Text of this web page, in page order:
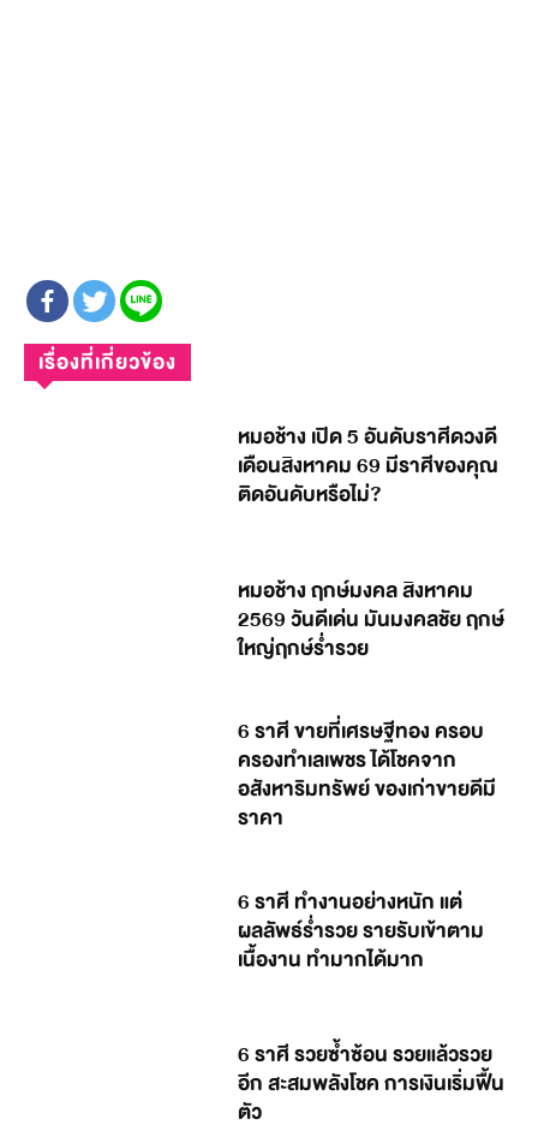
เรื่องที่เกี่ยวข้อง
หมอช้าง เปิด 5 อันดับราศีดวงดี
เดือนสิงหาคม 69 มีราศีของคุณ
ติดอันดับหรือไม่?
หมอช้าง ฤกษ์มงคล สิงหาคม
2569 วันดีเด่น มันมงคลชัย ฤกษ์
ใหญ่ฤกษ์ร่ำรวย
6 ราศี ขายที่เศรษฐีทอง ครอบ
ครองทำเลเพชร ได้โชคจาก
อสังหาริมทรัพย์ ของเก่าขายดีมี
ราคา
6 ราศี ทำงานอย่างหนัก แต่
ผลลัพธ์ร่ำรวย รายรับเข้าตาม
เนื้องาน ทำมากได้มาก
6 ราศี รวยซ้ำซ้อน รวยแล้วรวย
อีก สะสมพลังโชค การเงินเริ่มฟื้น
ตัว